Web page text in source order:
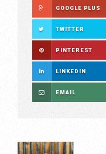
GOOGLE PLUS
TWITTER
PINTEREST
LINKEDIN
EMAIL